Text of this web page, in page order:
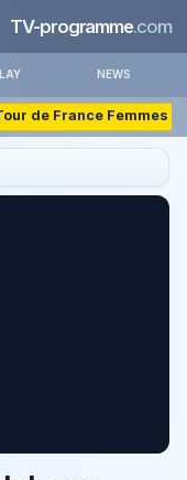
TV-programme.com
NEWS
de France Femmes